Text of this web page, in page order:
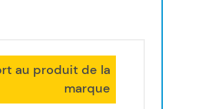
au produit de la
marque